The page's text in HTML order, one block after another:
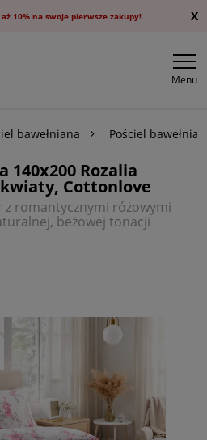
10% na swoje pierwsze zakupy! X
Menu
bawełniana Pościel
140x200 Rozalia
Cottonlove
z romantycznymi różowymi
beżowej tonacji